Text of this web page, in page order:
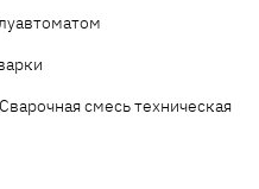
Сварочная смесь техническая